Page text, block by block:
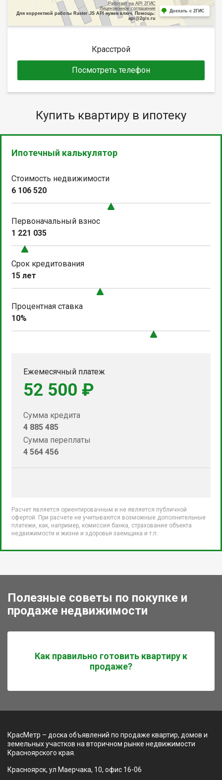
Работает на API 2ГИС
Лицензионное соглашение
Для корректной работы Raster JS API нужен ключ. Помощь:
api@2gis.ru
Доехать с 2ГИС
Красстрой
Посмотреть телефон
Купить квартиру в ипотеку
Ипотечный калькулятор
Стоимость недвижимости
6 106 520
Первоначальный взнос
1 221 035
Срок кредитования
15 лет
Процентная ставка
10%
Ежемесячный платеж
52 500 ₽
Сумма кредита
4 885 485
Сумма переплаты
4 564 456
Расчет является ориентировачным и не является публичной
офертой. При расчете не учитываются возможные дополнительные
платежи, как, например, комиссия банка, страхование объекта
недвижимости и жизни и здоровья заемщика и т.п.
Полезные советы по покупке и
продаже недвижимости
Как правильно готовить квартиру к
продаже?
КрасМетр – доска объявлений по продаже квартир, домов и
земельных участков на вторичном рынке недвижимости
Красноярского края.
Красноярск, ул Маерчака, 10, офис 16-06